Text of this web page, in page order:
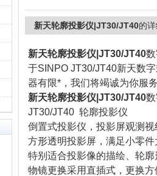
新天轮廓投影仪|JT30/JT40的
新天轮廓投影仪|JT30/JT40
于SINPO JT30/JT40新天数
器有限*，我们将竭诚为你服
新天轮廓投影仪|JT30/JT40
JT30/JT40 轮廓投影仪
倒置式投影仪，投影屏观测
方形透明投影屏，满足小零
特别适合投影像的描绘、轮
物镜更换采用直插式，更换方